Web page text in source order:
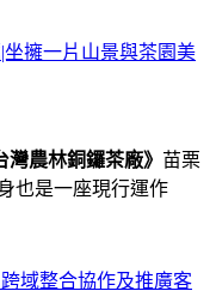
坐擁一片山景與茶園美
灣農林銅鑼茶廠》 苗栗
也是一座現行運作
域整合協作及推廣客